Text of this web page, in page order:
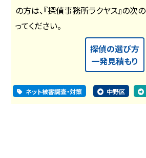
の方は、『探偵事務所ラクヤス』の次
ってください。
探偵の選び方
一発見積もり
ネット被害調査・対策 中野区